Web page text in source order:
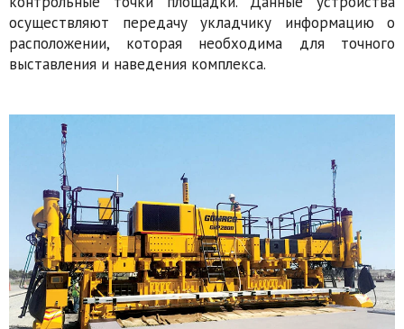
осуществляют передачу укладчику информацию о
расположении, которая необходима для точного
выставления и наведения комплекса.